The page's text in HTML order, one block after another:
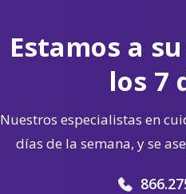
Estamos a
los 7
Nuestros especialistas en
días de la semana, y se